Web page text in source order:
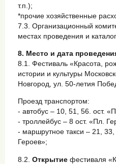
т.п.);
*прочие хозяйственные
7.3. Организационный
местах проведения и
8. Место и дата
8.1. Фестиваль «Красота,
истории и культуры
Новгород, ул. 50-летия
Проезд транспортом:
- автобус – 10, 51, 56. ост.
- троллейбус – 8 ост. «Пл.
- маршрутное такси – 21,
Героев»;
8.2. Открытие фестиваля